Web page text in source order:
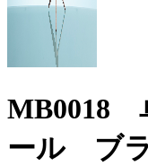
MB0018
ール ブ